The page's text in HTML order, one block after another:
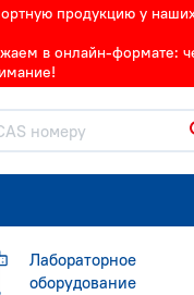
продукцию у
в онлайн-формате:
Лабораторное
оборудование